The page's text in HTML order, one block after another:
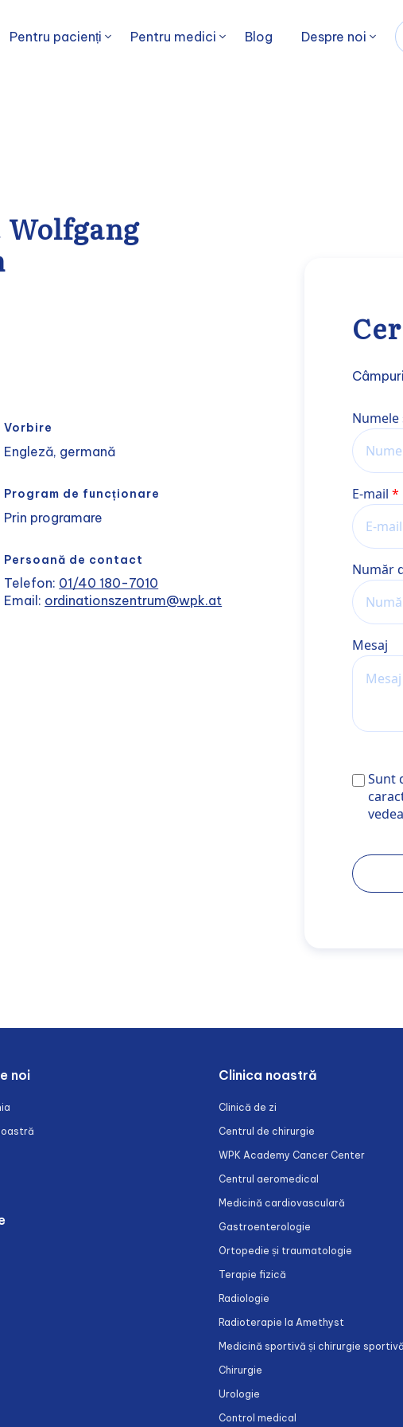
Pentru pacienți Pentru medici Blog Despre noi
Vorbire
Engleză, germană
Program de funcționare
Prin programare
Persoană de contact
Telefon: 01/40 180-7010
Email: ordinationszentrum@wpk.at
Nume
E-mail
Număr
Mesaj
SuntSunt
vedea
noi Clinica noastră
Clinică de zi
Centrul de chirurgie
WPK Academy Cancer Center
Centrul aeromedical
Medicină cardiovasculară
Gastroenterologie
Ortopedie și traumatologie
Terapie fizică
Radiologie
Radioterapie la Amethyst
Medicină sportivă și chirurgie sportivă
Chirurgie
Urologie
Control medical